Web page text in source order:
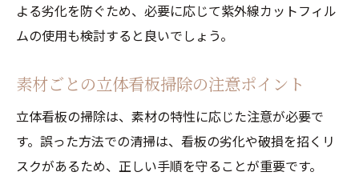
よる劣化を防ぐため、必要に応じて紫外線カットフィル
ムの使用も検討すると良いでしょう。
素材ごとの立体看板掃除の注意ポイント
立体看板の掃除は、素材の特性に応じた注意が必要で
す。誤った方法での清掃は、看板の劣化や破損を招くリ
スクがあるため、正しい手順を守ることが重要です。